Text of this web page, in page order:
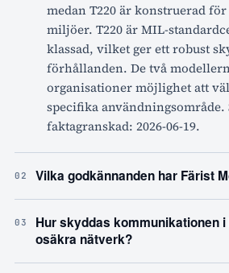
medan T220 är konstruerad
miljöer. T220 är MIL-
klassad, vilket ger ett robust
förhållanden. De två
organisationer möjlighet att
specifika användningsområde.
faktagranskad: 2026-06-19.
02 Vilka godkännanden har Färist
03
Hur skyddas kommunikationen
osäkra nätverk?